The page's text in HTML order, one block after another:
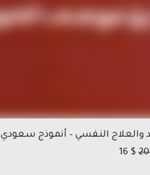
والعلاج النفسي – أنموذج سعودي
16 $